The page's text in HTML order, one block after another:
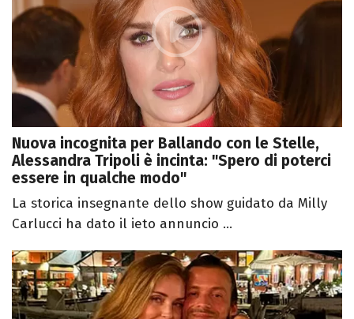
Nuova incognita per Ballando con le Stelle,
Alessandra Tripoli è incinta: "Spero di poterci
essere in qualche modo"
La storica insegnante dello show guidato da Milly
Carlucci ha dato il ieto annuncio ...